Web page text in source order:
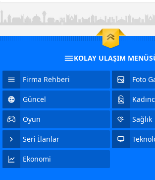
KOLAY ULAŞIM
Firma Rehberi Foto
Güncel
Oyun Sağlık
Seri İlanlar
Ekonomi